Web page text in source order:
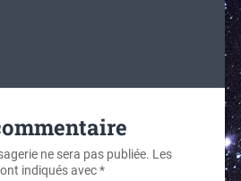
ne sera pas publiée. Les
indiqués avec*